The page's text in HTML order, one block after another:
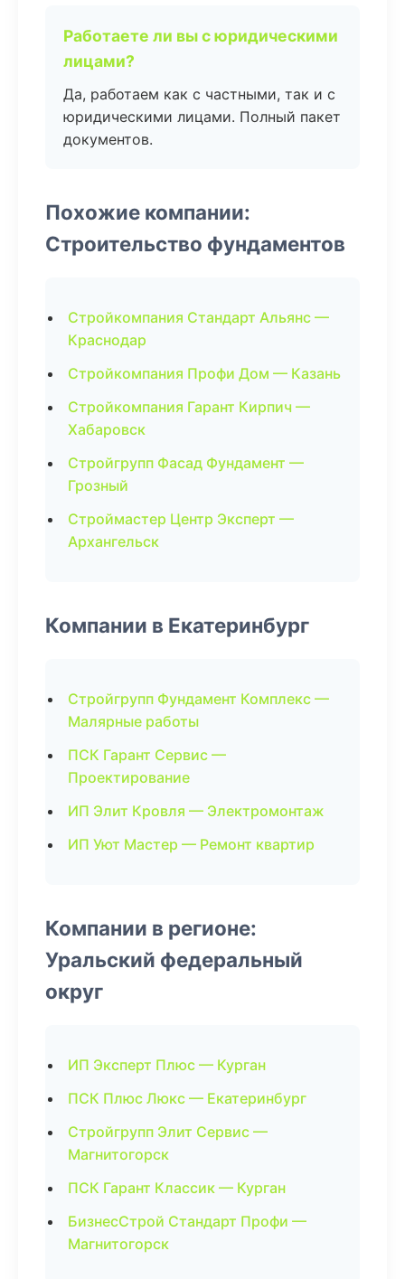
Работаете ли вы с юридическими
лицами?
Да, работаем как с частными, так и с
юридическими лицами. Полный пакет
документов.
Похожие компании:
Строительство фундаментов
Стройкомпания Стандарт Альянс —
Краснодар
Стройкомпания Профи Дом — Казань
Стройкомпания Гарант Кирпич —
Хабаровск
Стройгрупп Фасад Фундамент —
Грозный
Строймастер Центр Эксперт —
Архангельск
Компании в Екатеринбург
Стройгрупп Фундамент Комплекс —
Малярные работы
ПСК Гарант Сервис —
Проектирование
ИП Элит Кровля — Электромонтаж
ИП Уют Мастер — Ремонт квартир
Компании в регионе:
Уральский федеральный
округ
ИП Эксперт Плюс — Курган
ПСК Плюс Люкс — Екатеринбург
Стройгрупп Элит Сервис —
Магнитогорск
ПСК Гарант Классик — Курган
БизнесСтрой Стандарт Профи —
Магнитогорск